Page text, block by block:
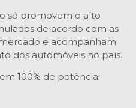
só promovem o alto
de acordo com as
e acompanham
dos automóveis no país.
100% de potência.